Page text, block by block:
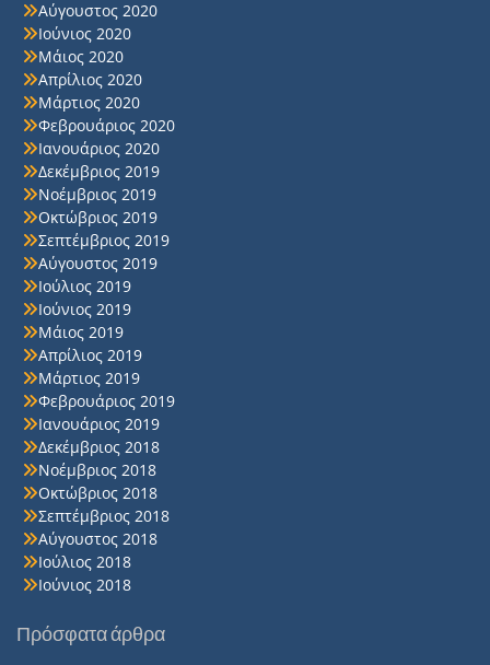
Αύγουστος 2020
Ιούνιος 2020
Μάιος 2020
Απρίλιος 2020
Μάρτιος 2020
Φεβρουάριος 2020
Ιανουάριος 2020
Δεκέμβριος 2019
Νοέμβριος 2019
Οκτώβριος 2019
Σεπτέμβριος 2019
Αύγουστος 2019
Ιούλιος 2019
Ιούνιος 2019
Μάιος 2019
Απρίλιος 2019
Μάρτιος 2019
Φεβρουάριος 2019
Ιανουάριος 2019
Δεκέμβριος 2018
Νοέμβριος 2018
Οκτώβριος 2018
Σεπτέμβριος 2018
Αύγουστος 2018
Ιούλιος 2018
Ιούνιος 2018
Πρόσφατα άρθρα